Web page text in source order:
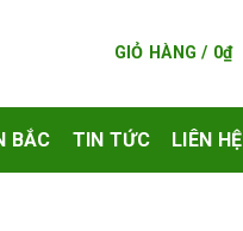
GIỎ HÀNG / 0₫
BẮC TIN TỨC LIÊN HỆ